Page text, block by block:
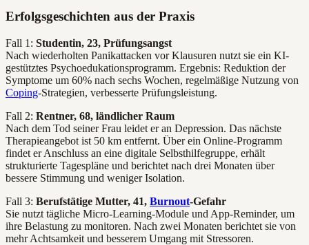
Erfolgsgeschichten aus der Praxis
Fall 1: Studentin, 23, Prüfungsangst
Nach wiederholten Panikattacken vor Klausuren nutzt sie ein KI-
gestütztes Psychoedukationsprogramm. Ergebnis: Reduktion der
Symptome um 60% nach sechs Wochen, regelmäßige Nutzung von
Coping-Strategien, verbesserte Prüfungsleistung.
Fall 2: Rentner, 68, ländlicher Raum
Nach dem Tod seiner Frau leidet er an Depression. Das nächste
Therapieangebot ist 50 km entfernt. Über ein Online-Programm
findet er Anschluss an eine digitale Selbsthilfegruppe, erhält
strukturierte Tagespläne und berichtet nach drei Monaten über
bessere Stimmung und weniger Isolation.
Fall 3: Berufstätige Mutter, 41, Burnout-Gefahr
Sie nutzt tägliche Micro-Learning-Module und App-Reminder, um
ihre Belastung zu monitoren. Nach zwei Monaten berichtet sie von
mehr Achtsamkeit und besserem Umgang mit Stressoren.